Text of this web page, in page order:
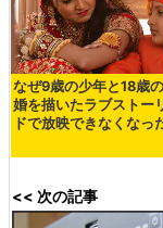
なぜ9歳の少年と18歳
婚を描いたラブストー
ドで放映できなくなっ
<< 次の記事